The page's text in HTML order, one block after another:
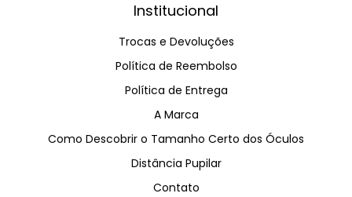
Institucional
Trocas e Devoluções
Política de Reembolso
Política de Entrega
A Marca
Como Descobrir o Tamanho Certo dos Óculos
Distância Pupilar
Contato